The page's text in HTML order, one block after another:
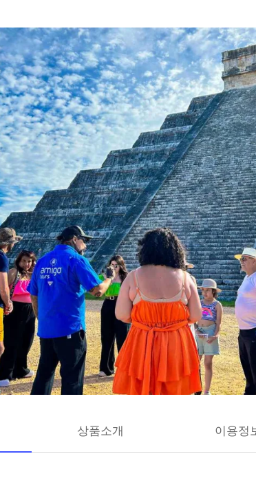
상품소개 이용정